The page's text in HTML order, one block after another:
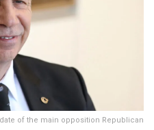
of the main opposition Republican